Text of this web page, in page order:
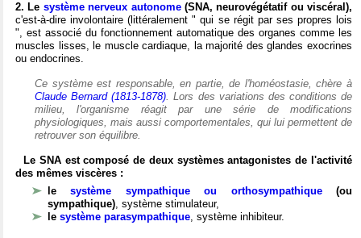
2. Le système nerveux autonome(SNA, neurovégétatif ou viscéral),
c'est-à-dire involontaire (littéralement " qui se régit par ses propres lois
", est associé du fonctionnement automatique des organes comme les
muscles lisses, le muscle cardiaque, la majorité des glandes exocrines
ou endocrines.
Ce système est responsable, en partie, de l'homéostasie, chère à
Claude Bernard (1813-1878). Lors des variations des conditions de
milieu, l'organisme réagit par une série de modifications
physiologiques, mais aussi comportementales, qui lui permettent de
retrouver son équilibre.
Le SNA est composé de deux systèmes antagonistes de l'activité
des mêmes viscères :
lesystème sympathique ou orthosympathique(ou
sympathique), système stimulateur,
le système parasympathique, système inhibiteur.